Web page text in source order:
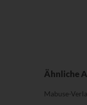
Ähnliche
Mabuse-